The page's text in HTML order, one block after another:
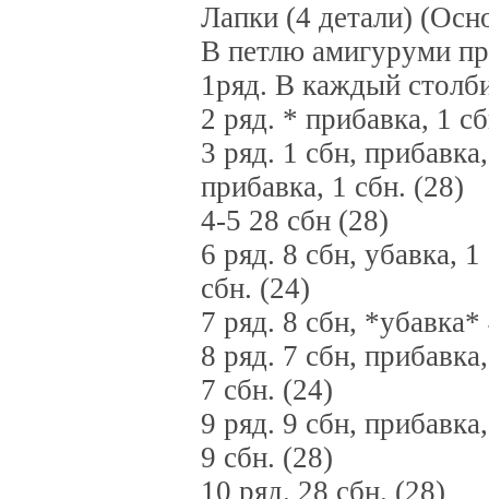
Лапки (4 детали)
В петлю амигуруми
1ряд. В каждый
2 ряд. * прибавка, 1
3 ряд. 1 сбн,
прибавка, 1 сбн. (28)
4-5 28 сбн (28)
6 ряд. 8 сбн, убавка,
сбн. (24)
7 ряд. 8 сбн, *убавка*
8 ряд. 7 сбн,
7 сбн. (24)
9 ряд. 9 сбн,
9 сбн. (28)
10 ряд. 28 сбн. (28)